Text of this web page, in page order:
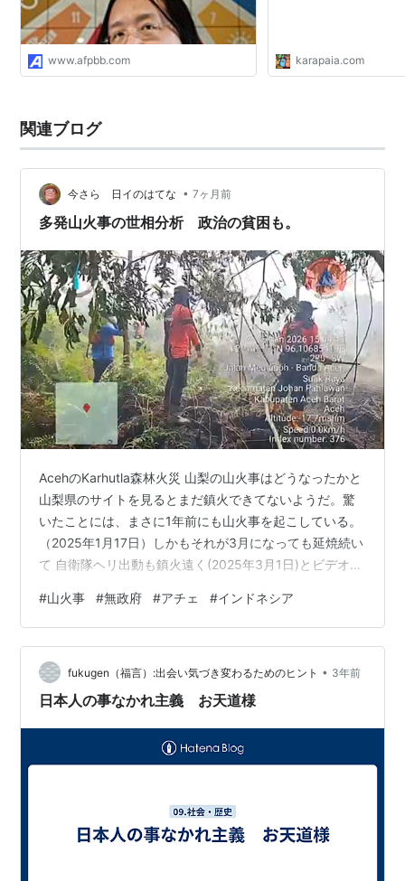
www.afpbb.com karapaia.com
関連ブログ
今さら 日イのはてな • 7ヶ月前
多発山火事の世相分析 政治の貧困も。
AcehのKarhutla森林火災 山梨の山火事はどうなったかと
山梨県のサイトを見るとまだ鎮火できてないようだ。驚
いたことには、まさに1年前にも山火事を起こしている。
（2025年1月17日）しかもそれが3月になっても延焼続い
て 自衛隊ヘリ出動も鎮火遠く(2025年3月1日)とビデオで
らないのでしっくりしない。 現代の山火事と言うのは、
山に火元は殆どなく、雷などの所為にしがちだが人の目
がない所で実際の原因は放火に失火で人為になるものが
ほとんどだろう。ちょうど1年と言うことはトランプを筆
頭に、日本を含む権力者の勝手な振る舞いに見習った気
#山火事 #無政府 #アチェ #インドネシア
fukugen（福言）:出会い気づき変わるためのヒント • 3年前
日本人の事なかれ主義 お天道様